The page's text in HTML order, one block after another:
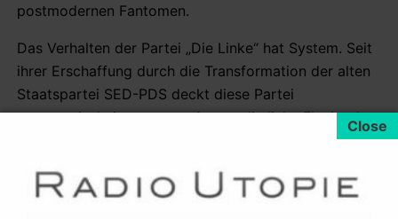
postmodernen Fantomen.
Das Verhalten der Partei „Die Linke“ hat System. Seit
ihrer Erschaffung durch die Transformation der alten
Staatspartei SED-PDS deckt diese Partei
systematisch, jasystemrelevantdie linke Flanke der
Kriegslobby und die bis heute innerhalb der „Parteien“
neokonservative Ideologie, welche da heisst „Krieg